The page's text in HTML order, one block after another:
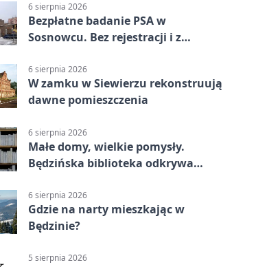
6 sierpnia 2026
Bezpłatne badanie PSA w
Sosnowcu. Bez rejestracji i z
6 sierpnia 2026
W zamku w Siewierzu rekonstruują
dawne pomieszczenia
6 sierpnia 2026
Małe domy, wielkie pomysły.
Będzińska biblioteka odkrywa
6 sierpnia 2026
Gdzie na narty mieszkając w
Będzinie?
5 sierpnia 2026